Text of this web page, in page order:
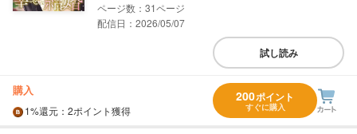
31
配信日：2026/05/07
試し読み
購入
1%還元 ：2ポイント獲得
200ポイント
すぐに購入